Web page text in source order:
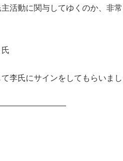
活動に関与してゆくのか、非
李氏にサインをしてもらいまし